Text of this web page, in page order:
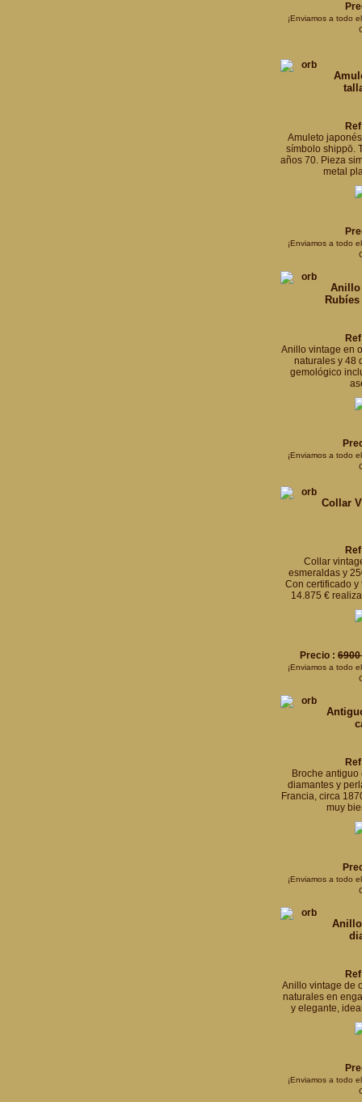
¡Enviamos a todo
Amuleto
símbolo shippō.
años 70. Pieza
metal
¡Enviamos a todo
Anillo
Anillo vintage en
naturales y 48
gemológico
¡Enviamos a todo
Collar
Collar
esmeraldas y
Con certificado
14.875 €
Precio :6900
¡Enviamos a todo
Broche
diamantes y
Francia, circa
muy
¡Enviamos a todo
Anillo vintage de
naturales en
y elegante,
¡Enviamos a todo